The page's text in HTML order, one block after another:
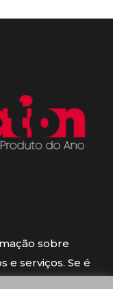
sobre
e serviços. Se é